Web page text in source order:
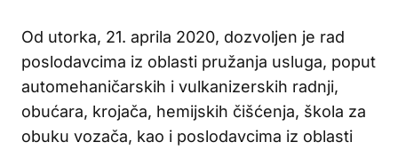
Od utorka, 21. aprila 2020, dozvoljen je rad
poslodavcima iz oblasti pružanja usluga, poput
automehaničarskih i vulkanizerskih radnji,
obućara, krojača, hemijskih čišćenja, škola za
obuku vozača, kao i poslodavcima iz oblasti